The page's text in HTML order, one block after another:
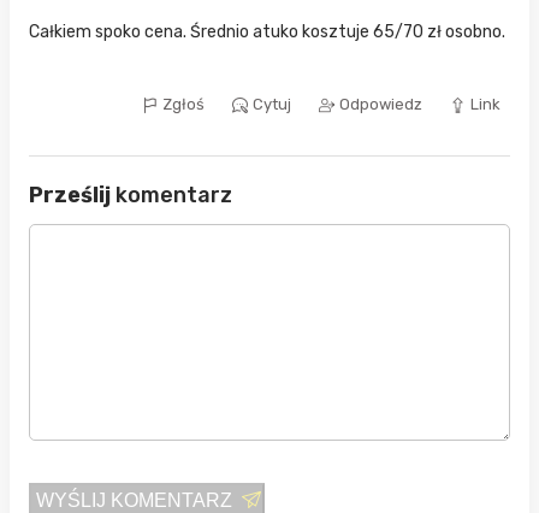
Całkiem spoko cena. Średnio atuko kosztuje 65/70 zł osobno.
Zgłoś Cytuj Odpowiedz Link
Prześlij komentarz
WYŚLIJ KOMENTARZ